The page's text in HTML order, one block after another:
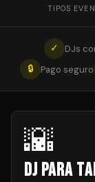
TIPOS
✓ DJs
🔒
Pago seguro
🌇
DJ para